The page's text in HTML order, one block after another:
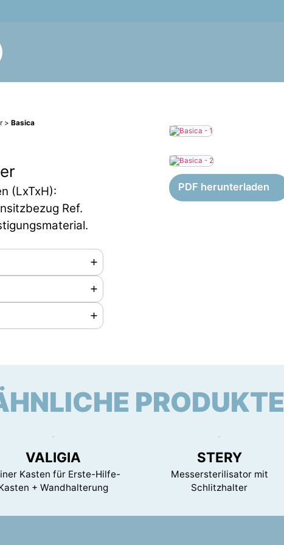
>Basica
(LxTxH):
Ref.
PDF herunterladen
PRODUKTE
VALIGIA
Kasten für Erste-Hilfe-
+ Wandhalterung
STERY
Messersterilisator mit
Schlitzhalter